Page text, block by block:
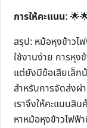
การให้คะแนน:
สรุป: หม้อหุงข้าวไ
ใช้งานง่าย การหุ
แต่ยังมีข้อเสียเล็
สำหรับการจัดส่ง
เราจึงให้คะแนนสิ
หาหม้อหุงข้าวไฟ